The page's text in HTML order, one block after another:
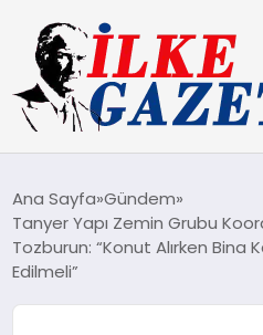
TEKNOLOJI
Ana Sayfa Gündem
Tanyer Yapı Zemin Grubu
Tozburun: “Konut Alırken Bina
Edilmeli”